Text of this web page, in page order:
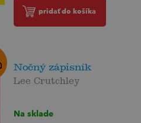
pridať do košíka
Nočný zápisník
Lee Crutchley
Na sklade